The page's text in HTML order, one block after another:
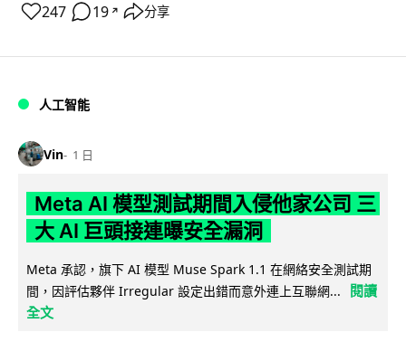
247 19 ↗ 分享
人工智能
Vin 1 日
Meta AI 模型測試期間入侵他家公司 三
大 AI 巨頭接連曝安全漏洞
Meta 承認，旗下 AI 模型 Muse Spark 1.1 在網絡安全測試期
間，因評估夥伴 Irregular 設定出錯而意外連上互聯網...
閱讀
全文